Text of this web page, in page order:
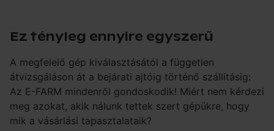
Ez tényleg ennyire egyszerű
A megfelelő gép kiválasztásától a független
átvizsgáláson át a bejárati ajtóig történő szállításig:
Az E-FARM mindenről gondoskodik! Miért nem kérdezi
meg azokat, akik nálunk tettek szert gépükre, hogy
mik a vásárlási tapasztalataik?